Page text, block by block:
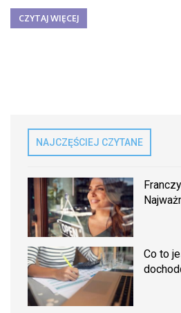
CZYTAJ WIĘCEJ
NAJCZĘŚCIEJ CZYTANE
Co to